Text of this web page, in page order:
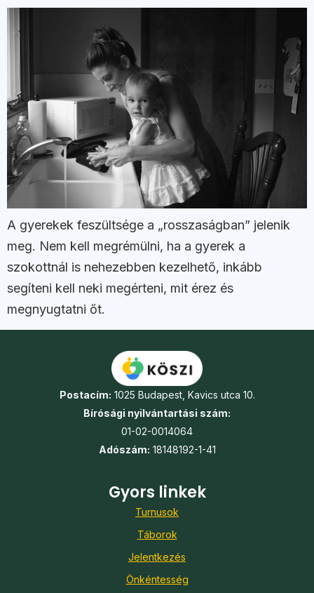
A gyerekek feszültsége a „rosszaságban” jelenik
meg. Nem kell megrémülni, ha a gyerek a
szokottnál is nehezebben kezelhető, inkább
segíteni kell neki megérteni, mit érez és
megnyugtatni őt.
Postacím: 1025 Budapest, Kavics utca 10.
Bírósági nyilvántartási szám:
01-02-0014064
Adószám: 18148192-1-41
Gyors linkek
Turnusok
Táborok
Jelentkezés
Önkéntesség